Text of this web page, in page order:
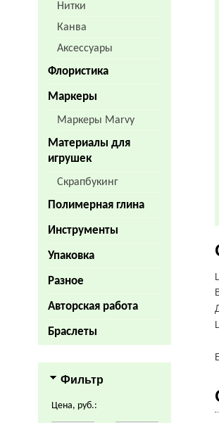
Нитки
Канва
Аксессуары
Флористика
Маркеры
Маркеры Marvy
Материалы для
игрушек
Скрапбукинг
Полимерная глина
Инструменты
Упаковка
Разное
Авторская работа
Браслеты
Фильтр
Цена, руб.: